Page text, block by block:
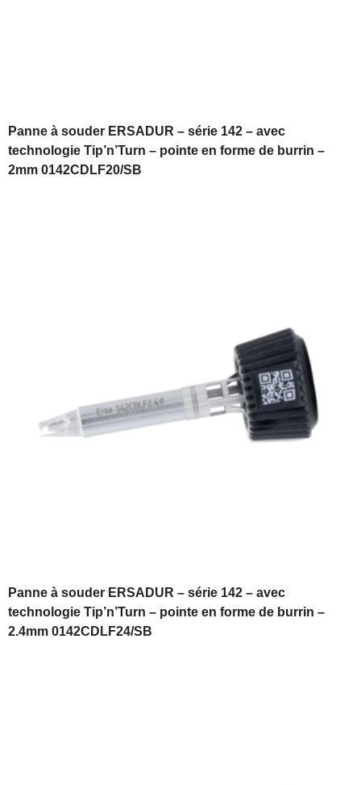
Panne à souder ERSADUR – série 142 – avec
technologie Tip’n’Turn – pointe en forme de burrin –
2mm 0142CDLF20/SB
Panne à souder ERSADUR – série 142 – avec
technologie Tip’n’Turn – pointe en forme de burrin –
2.4mm 0142CDLF24/SB